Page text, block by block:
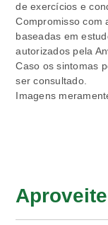
de exercícios e
Compromisso com
baseadas em
autorizados pela
Caso os sintomas
ser consultado.
Imagens